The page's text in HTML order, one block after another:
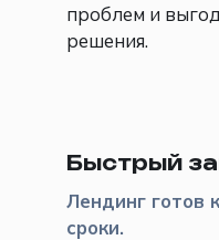
проблем и
решения.
Быстрый
Лендинг готов
сроки.